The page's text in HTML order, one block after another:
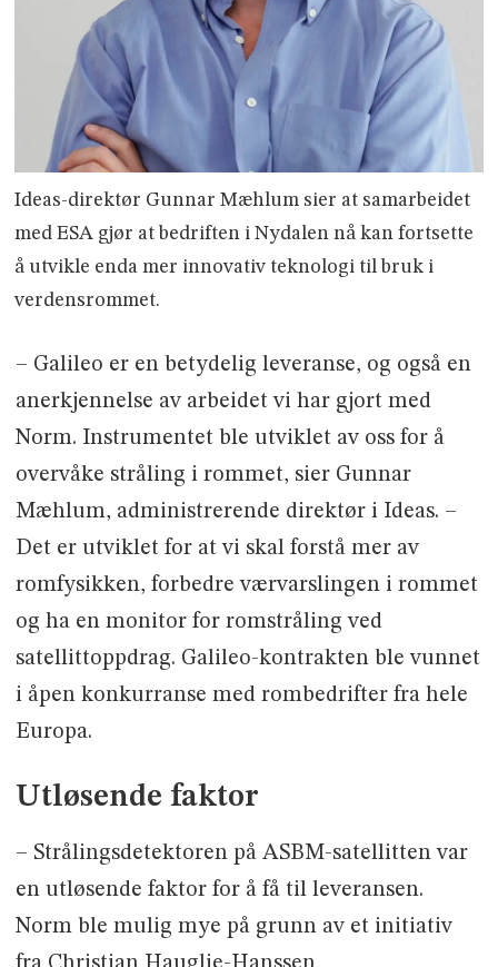
Ideas-direktør Gunnar Mæhlum sier at samarbeidet
med ESA gjør at bedriften i Nydalen nå kan fortsette
å utvikle enda mer innovativ teknologi til bruk i
verdensrommet.
– Galileo er en betydelig leveranse, og også en
anerkjennelse av arbeidet vi har gjort med
Norm. Instrumentet ble utviklet av oss for å
overvåke stråling i rommet, sier Gunnar
Mæhlum, administrerende direktør i Ideas. –
Det er utviklet for at vi skal forstå mer av
romfysikken, forbedre værvarslingen i rommet
og ha en monitor for romstråling ved
satellittoppdrag. Galileo-kontrakten ble vunnet
i åpen konkurranse med rombedrifter fra hele
Europa.
Utløsende faktor
– Strålingsdetektoren på ASBM-satellitten var
en utløsende faktor for å få til leveransen.
Norm ble mulig mye på grunn av et initiativ